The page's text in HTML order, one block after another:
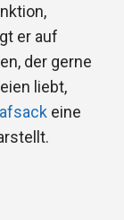
er auf
der gerne
liebt,
eine